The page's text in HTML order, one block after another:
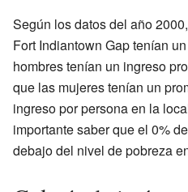
Según los datos del año
Fort Indiantown Gap tenían
hombres tenían un ingreso
que las mujeres tenían un
ingreso por persona en la
importante saber que el 0%
debajo del nivel de pobreza